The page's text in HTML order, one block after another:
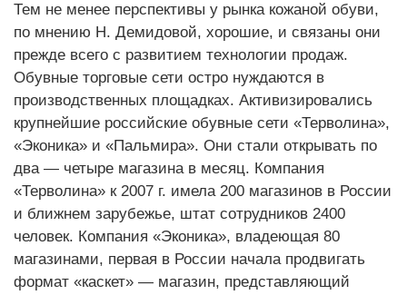
Тем не менее перспективы у рынка кожаной обуви,
по мнению Н. Демидовой, хорошие, и связаны они
прежде всего с развитием технологии продаж.
Обувные торговые сети остро нуждаются в
производственных площадках. Активизировались
крупнейшие российские обувные сети «Терволина»,
«Эконика» и «Пальмира». Они стали открывать по
два — четыре магазина в месяц. Компания
«Терволина» к 2007 г. имела 200 магазинов в России
и ближнем зарубежье, штат сотрудников 2400
человек. Компания «Эконика», владеющая 80
магазинами, первая в России начала продвигать
формат «каскет» — магазин, представляющий